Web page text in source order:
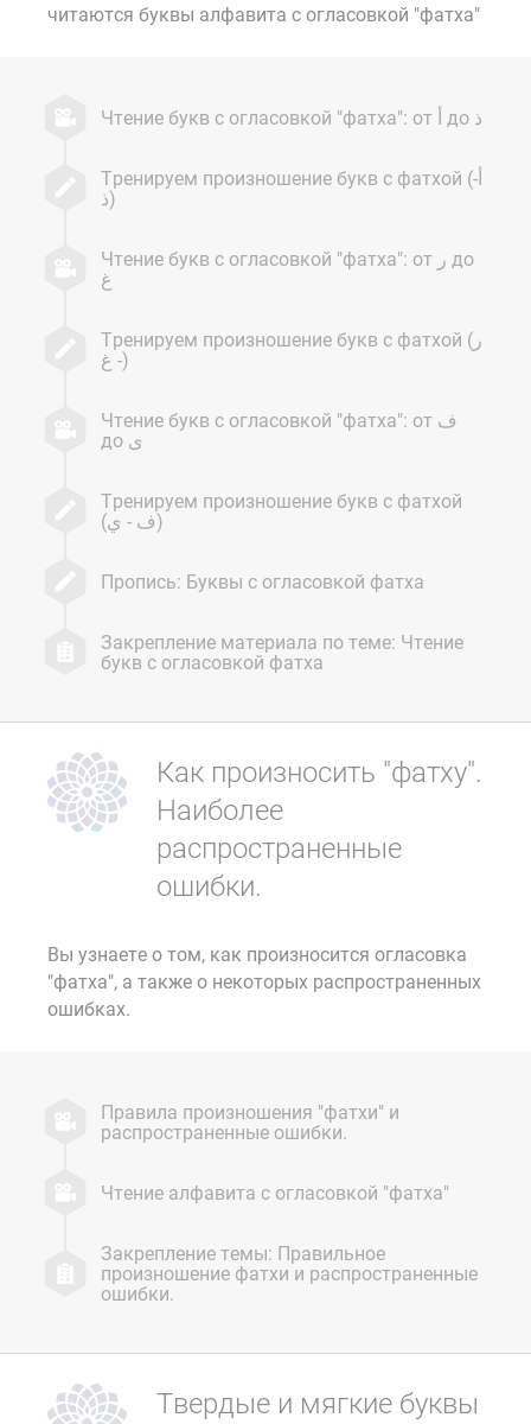
читаются буквы алфавита с огласовкой "фатха"
Чтение букв с огласовкой "фатха": от أ до ذ
Тренируем произношение букв с фатхой (أ-
ذ)
Чтение букв с огласовкой "фатха": от ر до
غ
Тренируем произношение букв с фатхой (ر
- غ)
Чтение букв с огласовкой "фатха": от ف
до ى
Тренируем произношение букв с фатхой
(ف - ي)
Пропись: Буквы с огласовкой фатха
Закрепление материала по теме: Чтение
букв с огласовкой фатха
Как произносить "фатху".
Наиболее
распространенные
ошибки.
Вы узнаете о том, как произносится огласовка
"фатха", а также о некоторых распространенных
ошибках.
Правила произношения "фатхи" и
распространенные ошибки.
Чтение алфавита с огласовкой "фатха"
Закрепление темы: Правильное
произношение фатхи и распространенные
ошибки.
Твердые и мягкие буквы